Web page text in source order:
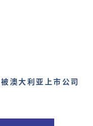
澳大利亚上市公司